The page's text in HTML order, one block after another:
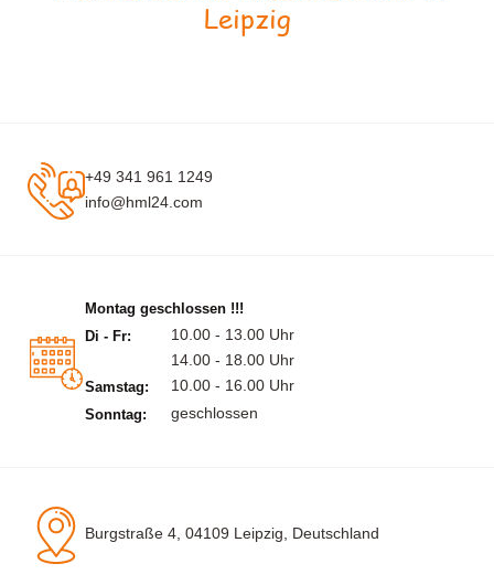
Leipzig
+49 341 961 1249
info@hml24.com
Montag geschlossen !!!
Di - Fr:
10.00 - 13.00 Uhr
14.00 - 18.00 Uhr
Samstag: 10.00 - 16.00 Uhr
Sonntag: geschlossen
Burgstraße 4, 04109 Leipzig, Deutschland